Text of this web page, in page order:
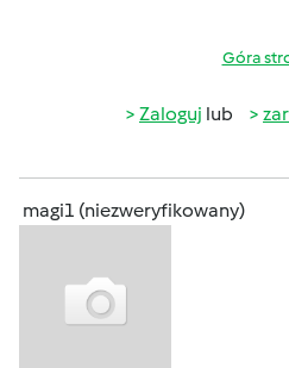
Góra
Zaloguj lub
magi1 (niezweryfikowany)